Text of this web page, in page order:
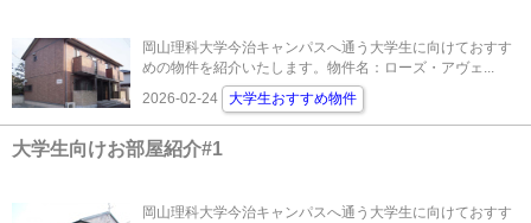
岡山理科大学今治キャンパスへ通う大学生に向けておすす
めの物件を紹介いたします。物件名：ローズ・アヴェ...
2026-02-24
大学生おすすめ物件
大学生向けお部屋紹介#1
岡山理科大学今治キャンパスへ通う大学生に向けておすす